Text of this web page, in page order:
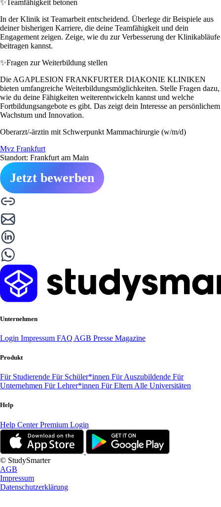
✨Teamfähigkeit betonen
In der Klinik ist Teamarbeit entscheidend. Überlege dir Beispiele aus
deiner bisherigen Karriere, die deine Teamfähigkeit und dein
Engagement zeigen. Zeige, wie du zur Verbesserung der Klinikabläufe
beitragen kannst.
✨Fragen zur Weiterbildung stellen
Die AGAPLESION FRANKFURTER DIAKONIE KLINIKEN
bieten umfangreiche Weiterbildungsmöglichkeiten. Stelle Fragen dazu,
wie du deine Fähigkeiten weiterentwickeln kannst und welche
Fortbildungsangebote es gibt. Das zeigt dein Interesse an persönlichem
Wachstum und Innovation.
Oberarzt/-ärztin mit Schwerpunkt Mammachirurgie (w/m/d)
Mvz Frankfurt
Standort: Frankfurt am Main
Jetzt bewerben
Unternehmen
Login Impressum FAQ AGB Presse Magazine
Produkt
Für Studierende Für Schüler*innen Für Auszubildende Für
Unternehmen Für Lehrer*innen Für Eltern Alle Universitäten
Help
Help CenterPremium Login
© StudySmarter
AGB
Impressum
Datenschutzerklärung